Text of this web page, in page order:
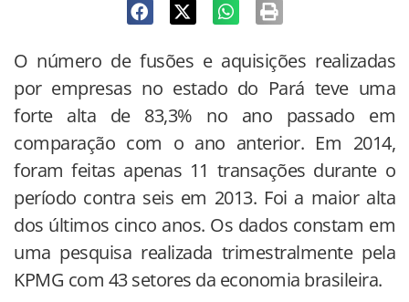
O número de fusões e aquisições realizadas
por empresas no estado do Pará teve uma
forte alta de 83,3% no ano passado em
comparação com o ano anterior. Em 2014,
foram feitas apenas 11 transações durante o
período contra seis em 2013. Foi a maior alta
dos últimos cinco anos. Os dados constam em
uma pesquisa realizada trimestralmente pela
KPMG com 43 setores da economia brasileira.